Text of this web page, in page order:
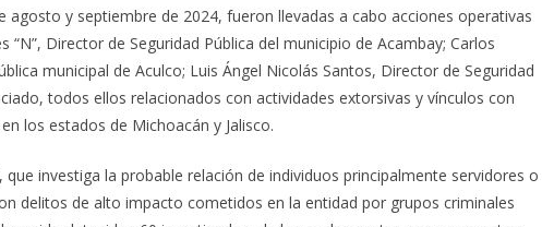
agosto y septiembre de 2024, fueron llevadas a cabo acciones operativas
“N”, Director de Seguridad Pública del municipio de Acambay; Carlos
municipal de Aculco; Luis Ángel Nicolás Santos, Director de Seguridad
todos ellos relacionados con actividades extorsivas y vínculos con
los estados de Michoacán y Jalisco.
que investiga la probable relación de individuos principalmente servidores o
delitos de alto impacto cometidos en la entidad por grupos criminales